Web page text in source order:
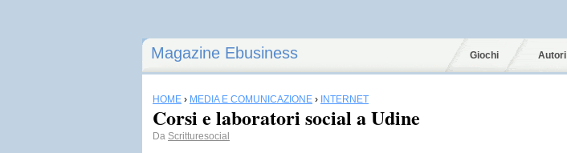
Magazine Ebusiness Giochi Autori
HOME › MEDIA E COMUNICAZIONE › INTERNET
Corsi e laboratori social a Udine
Da Scritturesocial